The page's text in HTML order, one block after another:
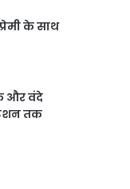
के साथ
और वंदे
तक